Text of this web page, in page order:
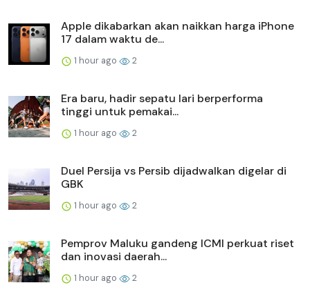
Apple dikabarkan akan naikkan harga iPhone
17 dalam waktu de...
1 hour ago 2
Era baru, hadir sepatu lari berperforma
tinggi untuk pemakai...
1 hour ago 2
Duel Persija vs Persib dijadwalkan digelar di
GBK
1 hour ago 2
Pemprov Maluku gandeng ICMI perkuat riset
dan inovasi daerah...
1 hour ago 2